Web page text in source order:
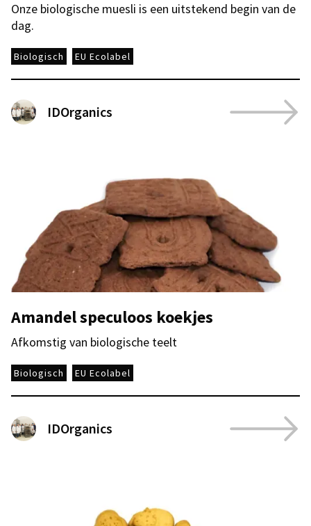
Onze biologische muesli is een uitstekend begin van de
dag.
Biologisch EU Ecolabel
IDOrganics
Amandel speculoos koekjes
Afkomstig van biologische teelt
Biologisch EU Ecolabel
IDOrganics